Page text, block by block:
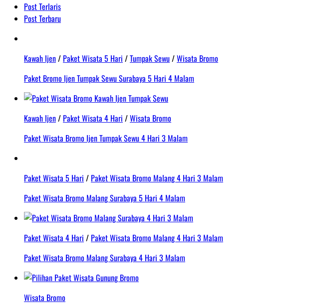
Post Terlaris
Post Terbaru
Kawah Ijen/ Paket Wisata 5 Hari /Tumpak Sewu/Wisata Bromo
Paket Bromo Ijen Tumpak Sewu Surabaya 5 Hari 4 Malam
Kawah Ijen/ Paket Wisata 4 Hari /Wisata Bromo
Paket Wisata Bromo Ijen Tumpak Sewu 4 Hari 3 Malam
Paket Wisata 5 Hari / Paket Wisata Bromo Malang 4 Hari 3 Malam
Paket Wisata Bromo Malang Surabaya 5 Hari 4 Malam
Paket Wisata 4 Hari / Paket Wisata Bromo Malang 4 Hari 3 Malam
Paket Wisata Bromo Malang Surabaya 4 Hari 3 Malam
Wisata Bromo